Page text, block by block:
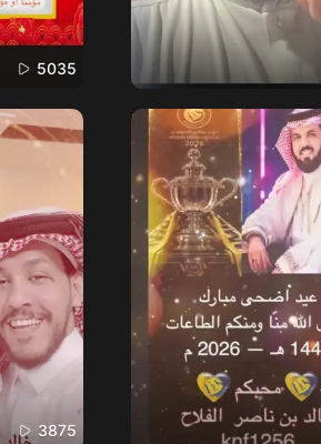
5035
3875